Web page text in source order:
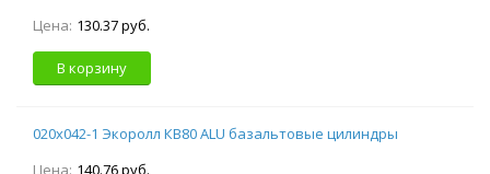
Цена: 130.37 руб.
В корзину
020х042-1 Экоролл КВ80 ALU базальтовые цилиндры
Цена: 140.76 руб.